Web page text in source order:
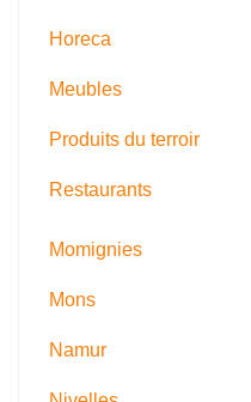
Horeca
Meubles
Produits du terroir
Restaurants
Momignies
Mons
Namur